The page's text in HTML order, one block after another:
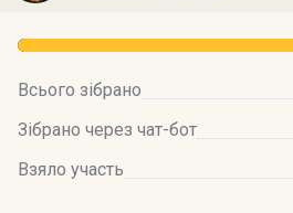
Всього зібрано
Зібрано через чат-бот
Взяло участь